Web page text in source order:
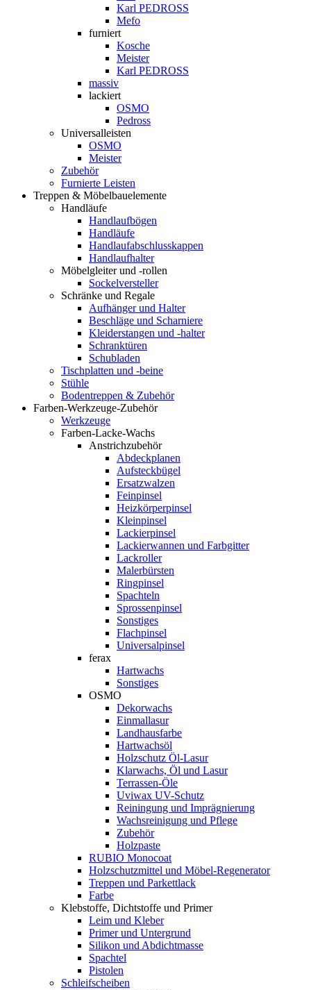
Karl PEDROSS
Mefo
furniert
Kosche
Meister
Karl PEDROSS
massiv
lackiert
OSMO
Pedross
Universalleisten
OSMO
Meister
Zubehör
Furnierte Leisten
Treppen & Möbelbauelemente
Handläufe
Handlaufbögen
Handläufe
Handlaufabschlusskappen
Handlaufhalter
Möbelgleiter und -rollen
Sockelversteller
Schränke und Regale
Aufhänger und Halter
Beschläge und Scharniere
Kleiderstangen und -halter
Schranktüren
Schubladen
Tischplatten und -beine
Stühle
Bodentreppen & Zubehör
Farben-Werkzeuge-Zubehör
Werkzeuge
Farben-Lacke-Wachs
Anstrichzubehör
Abdeckplanen
Aufsteckbügel
Ersatzwalzen
Feinpinsel
Heizkörperpinsel
Kleinpinsel
Lackierpinsel
Lackierwannen und Farbgitter
Lackroller
Malerbürsten
Ringpinsel
Spachteln
Sprossenpinsel
Sonstiges
Flachpinsel
Universalpinsel
ferax
Hartwachs
Sonstiges
OSMO
Dekorwachs
Einmallasur
Landhausfarbe
Hartwachsöl
Holzschutz Öl-Lasur
Klarwachs, Öl und Lasur
Terrassen-Öle
Uviwax UV-Schutz
Reiningung und Imprägnierung
Wachsreinigung und Pflege
Zubehör
Holzpaste
RUBIO Monocoat
Holzschutzmittel und Möbel-Regenerator
Treppen und Parkettlack
Farbe
Klebstoffe, Dichtstoffe und Primer
Leim und Kleber
Primer und Untergrund
Silikon und Abdichtmasse
Spachtel
Pistolen
Schleifscheiben